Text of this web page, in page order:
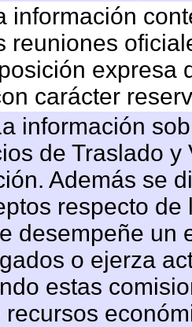
información
reuniones
expresa
carácter
información
de Traslado
Además se
respecto
desempeñe un
o ejerza
estas